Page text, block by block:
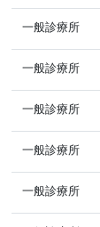
一般診療所
一般診療所
一般診療所
一般診療所
一般診療所